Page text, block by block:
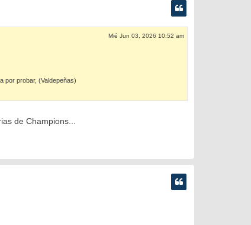
Mié Jun 03, 2026 10:52 am
por probar, (Valdepeñas)
de Champions...